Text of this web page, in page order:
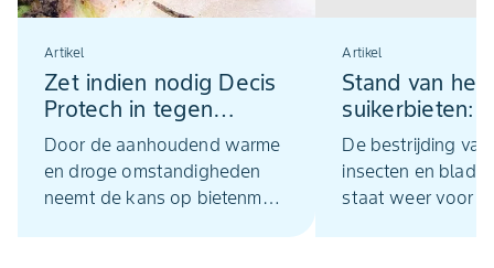
Artikel
Zet indien nodig Decis
Protech in tegen
bietenmot
Door de aanhoudend warme
en droge omstandigheden
neemt de kans op bietenmot
Artikel
Stand van het
suikerbieten:
over
beheersing
De bestrijding
insecten en
staat weer voor